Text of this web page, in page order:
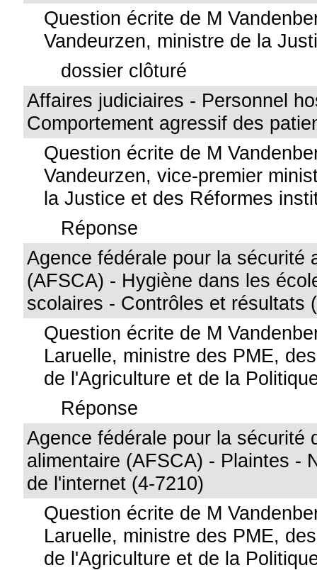
Question écrite de M
Vandeurzen, ministre de la
dossier clôturé
Affaires judiciaires - Personnel
Comportement agressif des
Question écrite de M
Vandeurzen, vice-premier
la Justice et des Réformes
Réponse
Agence fédérale pour la sécurité
(AFSCA) - Hygiène dans les
scolaires - Contrôles et résultats
Question écrite de M
Laruelle, ministre des PME,
de l'Agriculture et de la
Réponse
Agence fédérale pour la sécurité
alimentaire (AFSCA) - Plaintes -
de l'internet (4-7210)
Question écrite de M
Laruelle, ministre des PME,
de l'Agriculture et de la